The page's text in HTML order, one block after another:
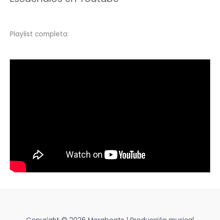
Playlist completa: